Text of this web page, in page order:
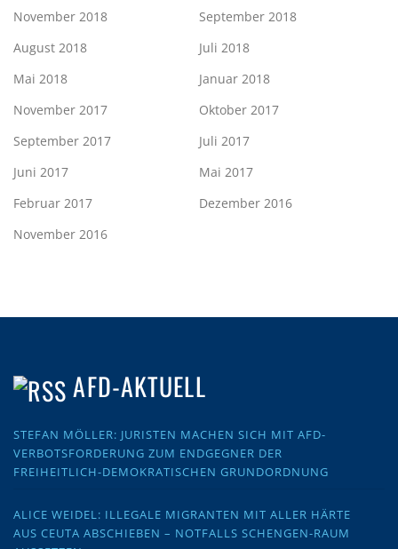
November 2018
September 2018
August 2018
Juli 2018
Mai 2018
Januar 2018
November 2017
Oktober 2017
September 2017
Juli 2017
Juni 2017
Mai 2017
Februar 2017
Dezember 2016
November 2016
AFD-AKTUELL
STEFAN MÖLLER: JURISTEN MACHEN SICH MIT AFD-
VERBOTSFORDERUNG ZUM ENDGEGNER DER
FREIHEITLICH-DEMOKRATISCHEN GRUNDORDNUNG
ALICE WEIDEL: ILLEGALE MIGRANTEN MIT ALLER HÄRTE
AUS CEUTA ABSCHIEBEN – NOTFALLS SCHENGEN-RAUM